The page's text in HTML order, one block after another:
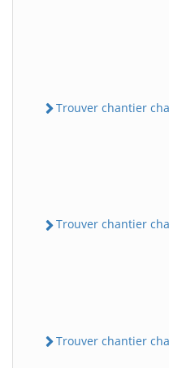
Trouver chantier
Trouver chantier
Trouver chantier